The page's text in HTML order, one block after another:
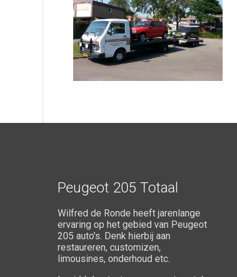
Peugeot 205 Totaal
Wilfred de Ronde heeft jarenlange
ervaring op het gebied van Peugeot
205 auto's. Denk hierbij aan
restaureren, customizen,
limousines, onderhoud etc.